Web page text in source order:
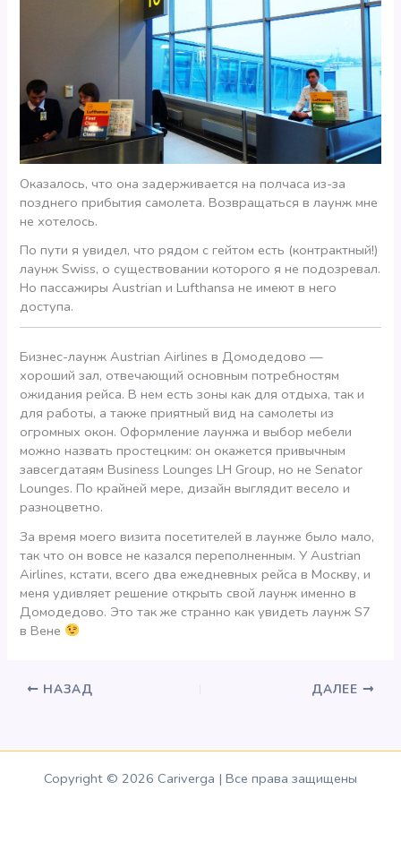
Оказалось, что она задерживается на полчаса из-за
позднего прибытия самолета. Возвращаться в лаунж мне
не хотелось.
По пути я увидел, что рядом с гейтом есть (контрактный!)
лаунж Swiss, о существовании которого я не подозревал.
Но пассажиры Austrian и Lufthansa не имеют в него
доступа.
Бизнес-лаунж Austrian Airlines в Домодедово —
хороший зал, отвечающий основным потребностям
ожидания рейса. В нем есть зоны как для отдыха, так и
для работы, а также приятный вид на самолеты из
огромных окон. Оформление лаунжа и выбор мебели
можно назвать простецким: он окажется привычным
завсегдатаям Business Lounges LH Group, но не Senator
Lounges. По крайней мере, дизайн выглядит весело и
разноцветно.
За время моего визита посетителей в лаунже было мало,
так что он вовсе не казался переполненным. У Austrian
Airlines, кстати, всего два ежедневных рейса в Москву, и
меня удивляет решение открыть свой лаунж именно в
Домодедово. Это так же странно как увидеть лаунж S7
в Вене
НАЗАД ДАЛЕЕ
Copyright © 2026 Cariverga | Все права защищены